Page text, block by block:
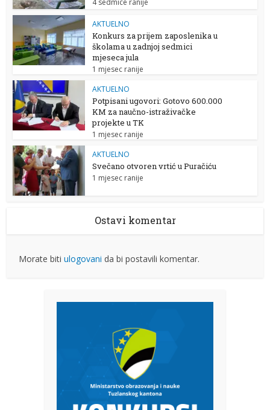
4 sedmice ranije
AKTUELNO
Konkurs za prijem zaposlenika u
školama u zadnjoj sedmici
mjeseca jula
1 mjesec ranije
AKTUELNO
Potpisani ugovori: Gotovo 600.000
KM za naučno-istraživačke
projekte u TK
1 mjesec ranije
AKTUELNO
Svečano otvoren vrtić u Puračiću
1 mjesec ranije
Ostavi komentar
Morate bitiulogovani da bi postavili komentar.